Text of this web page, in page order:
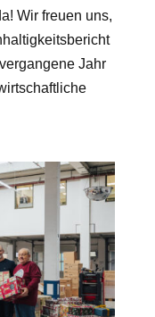
Wir freuen uns,
Jahr